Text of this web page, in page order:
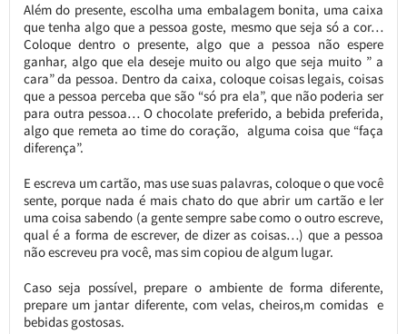
Além do presente, escolha uma embalagem bonita, uma caixa
que tenha algo que a pessoa goste, mesmo que seja só a cor…
Coloque dentro o presente, algo que a pessoa não espere
ganhar, algo que ela deseje muito ou algo que seja muito ” a
cara” da pessoa. Dentro da caixa, coloque coisas legais, coisas
que a pessoa perceba que são “só pra ela”, que não poderia ser
para outra pessoa… O chocolate preferido, a bebida preferida,
algo que remeta ao time do coração, alguma coisa que “faça
diferença”.
E escreva um cartão, mas use suas palavras, coloque o que você
sente, porque nada é mais chato do que abrir um cartão e ler
uma coisa sabendo (a gente sempre sabe como o outro escreve,
qual é a forma de escrever, de dizer as coisas…) que a pessoa
não escreveu pra você, mas sim copiou de algum lugar.
Caso seja possível, prepare o ambiente de forma diferente,
prepare um jantar diferente, com velas, cheiros,m comidas e
bebidas gostosas.